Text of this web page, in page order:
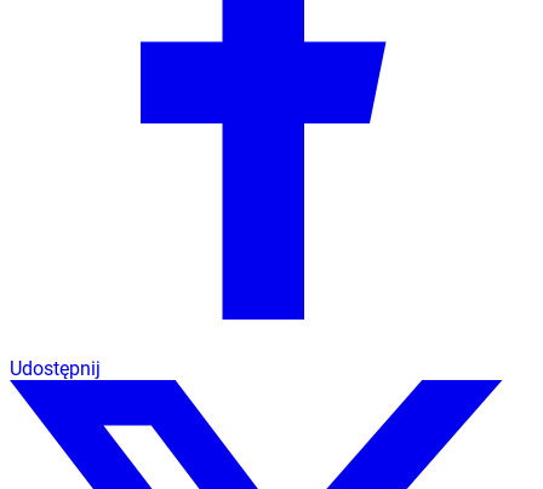
Udostępnij